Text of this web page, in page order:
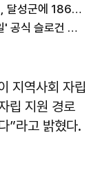
"국내 최초 로봇 인증 거점 확보"…대구시, 달성군에 186억 투입해 휴머노이드 센터 구축
변화와 성장 시각화…대구시 '더 나은 내일' 공식 슬로건 디자인 공개
지역사회 자립
립 지원 경로
”라고 밝혔다.